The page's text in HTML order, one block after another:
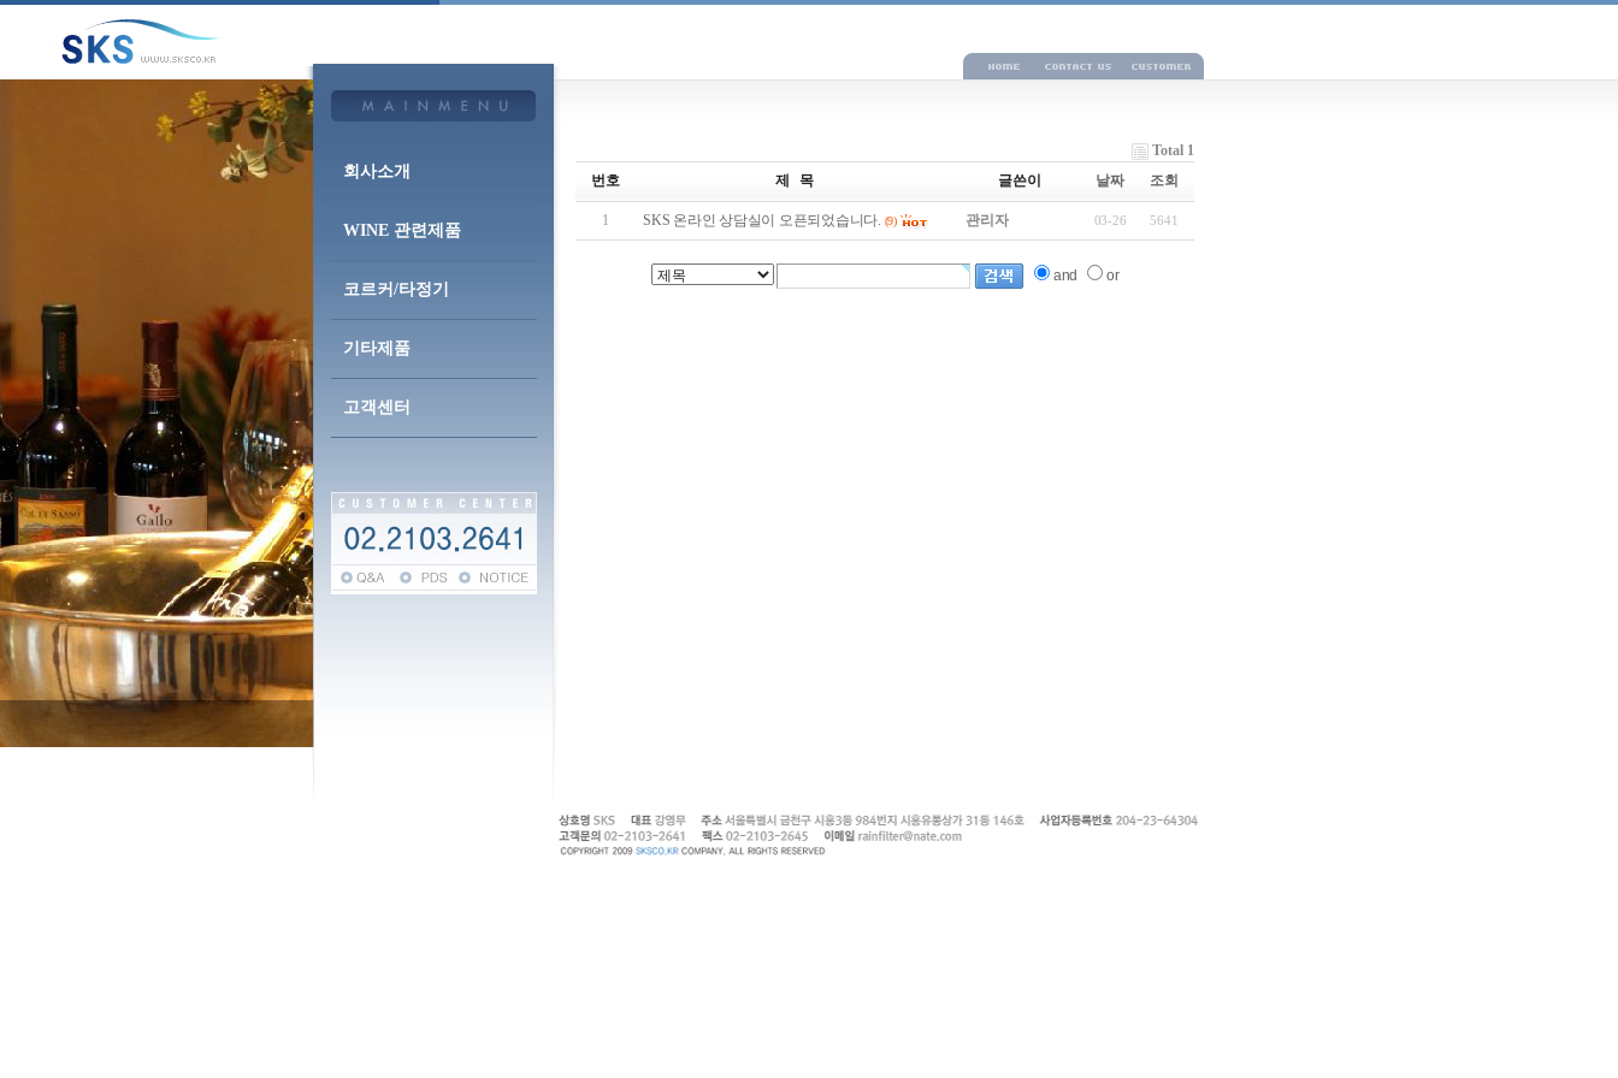
회사소개
WINE 관련제품
코르커/타정기
기타제품
고객센터
Total 1
번호
제 목 글쓴이 날짜 조회
1 SKS 온라인 상담실이 오픈되었습니다. (9) 관리자 03-26 5641
and or